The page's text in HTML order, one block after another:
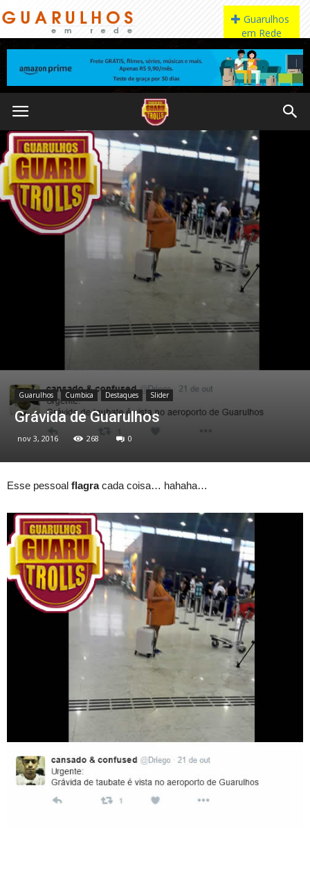
Guarulhos Cumbica Destaques Slider
Grávida de Guarulhos
nov 3, 2016 268 0
Esse pessoal flagracada coisa… hahaha…